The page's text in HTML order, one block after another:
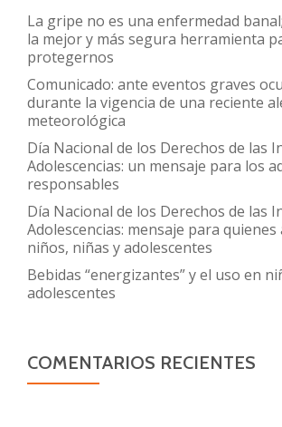
La gripe no es una enfermedad
la mejor y más segura herramienta
protegernos
Comunicado: ante eventos graves
durante la vigencia de una reciente
meteorológica
Día Nacional de los Derechos de las
Adolescencias: un mensaje para los
responsables
Día Nacional de los Derechos de las
Adolescencias: mensaje para
niños, niñas y adolescentes
Bebidas “energizantes” y el uso en
adolescentes
COMENTARIOS RECIENTES